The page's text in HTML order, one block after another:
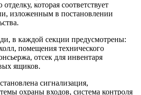
которая соответствует
изложенным в постановлении
в каждой секции предусмотрены:
помещения технического
отсек для инвентаря
ящиков.
сигнализация,
охраны входов, система контроля